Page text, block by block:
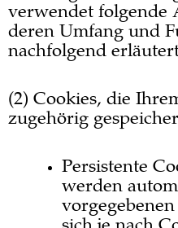
verwendet folgende
deren Umfang und
nachfolgend
(2) Cookies, die
zugehörig
Persistente
werden